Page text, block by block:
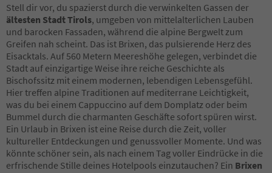
Stell dir vor, du spazierst durch die verwinkelten Gassen der
ältesten Stadt Tirols, umgeben von mittelalterlichen Lauben
und barocken Fassaden, während die alpine Bergwelt zum
Greifen nah scheint. Das ist Brixen, das pulsierende Herz des
Eisacktals. Auf 560 Metern Meereshöhe gelegen, verbindet die
Stadt auf einzigartige Weise ihre reiche Geschichte als
Bischofssitz mit einem modernen, lebendigen Lebensgefühl.
Hier treffen alpine Traditionen auf mediterrane Leichtigkeit,
was du bei einem Cappuccino auf dem Domplatz oder beim
Bummel durch die charmanten Geschäfte sofort spüren wirst.
Ein Urlaub in Brixen ist eine Reise durch die Zeit, voller
kultureller Entdeckungen und genussvoller Momente. Und was
könnte schöner sein, als nach einem Tag voller Eindrücke in die
erfrischende Stille deines Hotelpools einzutauchen? Ein Brixen